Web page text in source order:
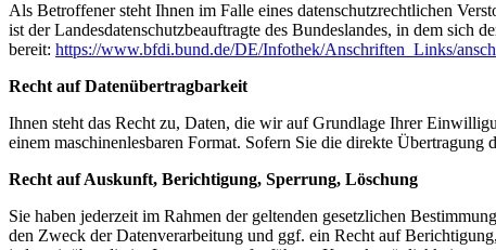
Als Betroffener steht Ihnen im Falle eines datenschutzrechtlichen
ist der Landesdatenschutzbeauftragte des Bundeslandes, in dem sich
bereit: https://www.bfdi.bund.de/DE/Infothek/Anschriften_Links/
Recht auf Datenübertragbarkeit
Ihnen steht das Recht zu, Daten, die wir auf Grundlage Ihrer
einem maschinenlesbaren Format. Sofern Sie die direkte
Recht auf Auskunft, Berichtigung, Sperrung, Löschung
Sie haben jederzeit im Rahmen der geltenden gesetzlichen
den Zweck der Datenverarbeitung und ggf. ein Recht auf